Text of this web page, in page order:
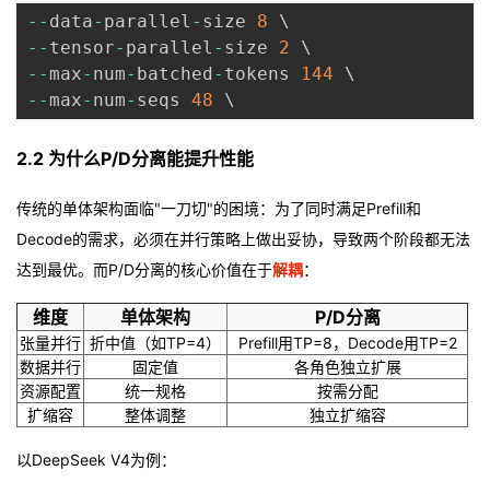
-- data- parallel - size 8
-- tensor- parallel - size 2
-- max- num- batched - tokens 144
-- max- num- seqs 48
2.2 为什么P/D分离能提升性能
传统的单体架构面临"一刀切"的困境：为了同时满足Prefill和
Decode的需求，必须在并行策略上做出妥协，导致两个阶段都无法
达到最优。而P/D分离的核心价值在于解耦：
维度 单体架构 P/D分离
张量并行 折中值（如TP=4）
Prefill用TP=8，Decode用TP=2
数据并行
固定值
各角色独立扩展
资源配置
统一规格
按需分配
扩缩容
整体调整 独立扩缩容
以DeepSeek V4为例：